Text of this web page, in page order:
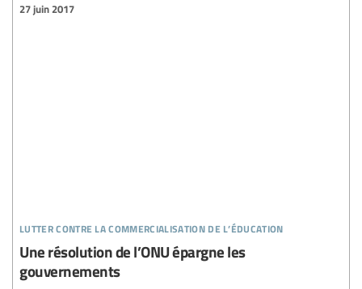
lutter contre la commercialisation de l’éducation
27 juin 2017
Une résolution de l’ONU épargne les
gouvernements